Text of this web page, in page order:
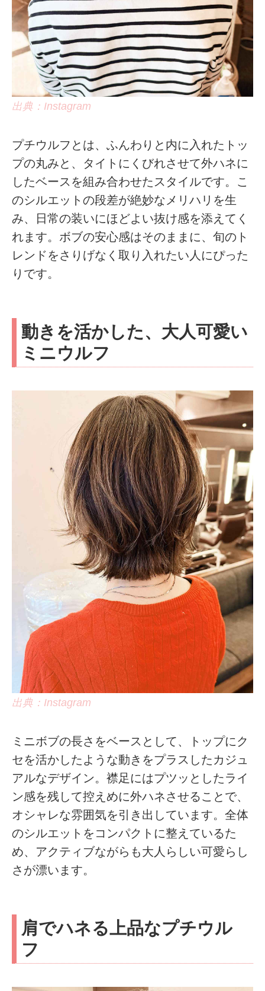
出典：Instagram
プチウルフとは、ふんわりと内に入れたトッ
プの丸みと、タイトにくびれさせて外ハネに
したベースを組み合わせたスタイルです。こ
のシルエットの段差が絶妙なメリハリを生
み、日常の装いにほどよい抜け感を添えてく
れます。ボブの安心感はそのままに、旬のト
レンドをさりげなく取り入れたい人にぴった
りです。
動きを活かした、大人可愛い
ミニウルフ
出典：Instagram
ミニボブの長さをベースとして、トップにク
セを活かしたような動きをプラスしたカジュ
アルなデザイン。襟足にはプツッとしたライ
ン感を残して控えめに外ハネさせることで、
オシャレな雰囲気を引き出しています。全体
のシルエットをコンパクトに整えているた
め、アクティブながらも大人らしい可愛らし
さが漂います。
肩でハネる上品なプチウル
フ